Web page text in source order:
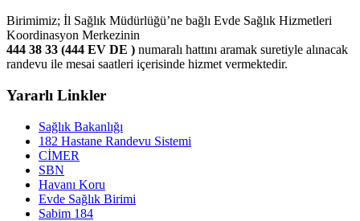
Birimimiz; İl Sağlık Müdürlüğü’ne bağlı Evde Sağlık Hizmetleri
Koordinasyon Merkezinin
444 38 33 (444 EV DE ) numaralı hattını aramak suretiyle alınacak
randevu ile mesai saatleri içerisinde hizmet vermektedir.
Yararlı Linkler
Sağlık Bakanlığı
182 Hastane Randevu Sistemi
CİMER
SBN
Havanı Koru
Evde Sağlık Birimi
Sabim 184